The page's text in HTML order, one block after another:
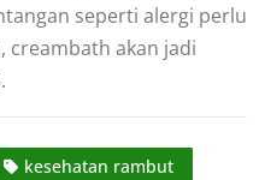
seperti alergi perlu
creambath akan jadi
kesehatan rambut